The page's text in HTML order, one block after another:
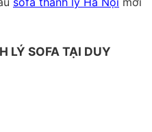
LÝ SOFA TẠI DUY